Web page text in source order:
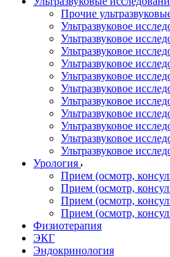
Прочие
Ультразвуковое
Ультразвуковое
Ультразвуковое
Ультразвуковое
Ультразвуковое
Ультразвуковое
Ультразвуковое
Ультразвуковое
Ультразвуковое
Ультразвуковое
Ультразвуковое
Урология
Прием (осмотр,
Прием (осмотр,
Прием (осмотр,
Прием (осмотр,
Физиотерапия
ЭКГ
Эндокринология